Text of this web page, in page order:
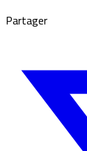
Partager